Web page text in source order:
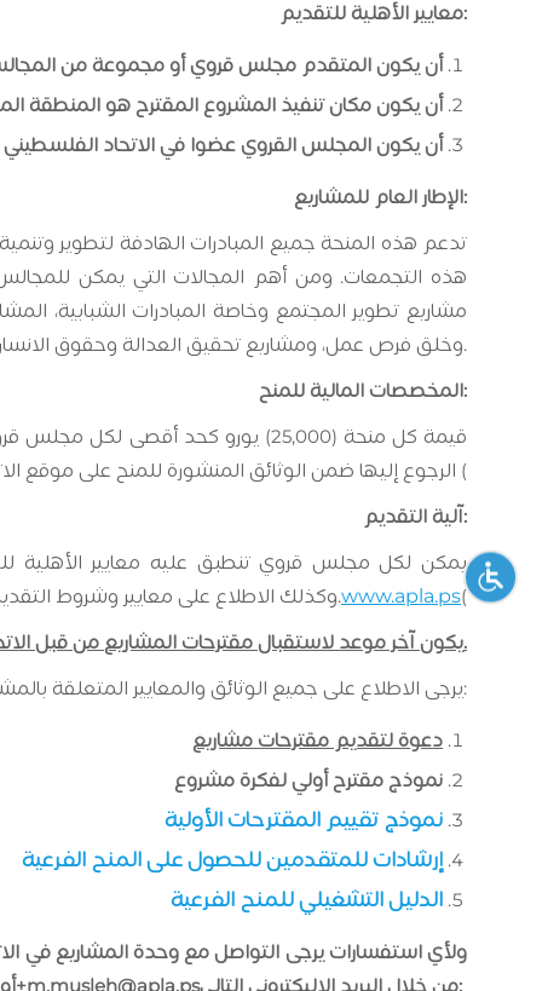
معايير الأهلية للتقديم:
أن يكون المتقدم مجلس قروي أو مجموعة من
أن يكون مكان تنفيذ المشروع المقترح هو المنطقة
أن يكون المجلس القروي عضوا في الاتحاد الفلسطيني
الإطار العام للمشاريع:
تدعم هذه المنحة جميع المبادرات الهادفة لتطوير
هذه التجمعات. ومن أهم المجالات التي يمكن للمجالس
مشاريع تطوير المجتمع وخاصة المبادرات الشبابية،
وخلق فرص عمل، ومشاريع تحقيق العدالة وحقوق الانسان وبناء القدرات.
المخصصات المالية للمنح:
قيمة كل منحة (25,000) يورو كحد
الرجوع إليها ضمن الوثائق المنشورة للمنح على موقع الاتحاد (
آلية التقديم:
يمكن لكل مجلس قروي تنطبق عليه معايير الأهلية
(
www.apla.ps)، وكذلك الاطلاع على معايير وشروط التقديم وكذلك معايير التقييم المفصلة.
يكون آخر موعد لاستقبال مقترحات المشاريع من قبل الاتحاد يوم الخميس الموافق 24/8/2023 الساعة الثالثة من بعد الظهر.
يرجى الاطلاع على جميع الوثائق والمعايير المتعلقة بالمشروع وإرشادات التقديم من خلال تحميل الملفات أدناه:
دعوة لتقديم مقترحات مشاريع
نموذج مقترح أولي لفكرة مشروع
نموذج تقييم المقترحات الأولية
إرشادات للمتقدمين للحصول على المنح الفرعية
الدليل التشغيلي للمنح الفرعية
من خلال البريد الاليكتروني التالي: m.musleh@apla.ps، أو من خلال رقم الجوال 315171 597 972+